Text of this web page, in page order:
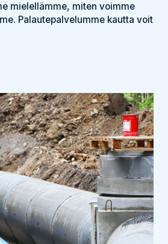
mielellämme, miten voimme
Palautepalvelumme kautta voit